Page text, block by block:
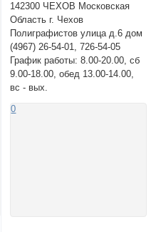
142300 ЧЕХОВ Московская
Область г. Чехов
Полиграфистов улица д.6 дом
(4967) 26-54-01, 726-54-05
График работы: 8.00-20.00, сб
9.00-18.00, обед 13.00-14.00,
вс - вых.
0